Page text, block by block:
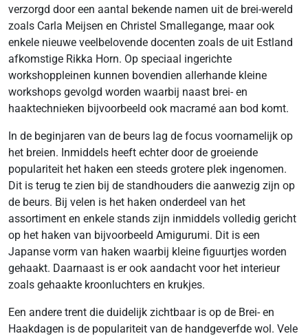
verzorgd door een aantal bekende namen uit de brei-wereld
zoals Carla Meijsen en Christel Smallegange, maar ook
enkele nieuwe veelbelovende docenten zoals de uit Estland
afkomstige Rikka Horn. Op speciaal ingerichte
workshoppleinen kunnen bovendien allerhande kleine
workshops gevolgd worden waarbij naast brei- en
haaktechnieken bijvoorbeeld ook macramé aan bod komt.
In de beginjaren van de beurs lag de focus voornamelijk op
het breien. Inmiddels heeft echter door de groeiende
populariteit het haken een steeds grotere plek ingenomen.
Dit is terug te zien bij de standhouders die aanwezig zijn op
de beurs. Bij velen is het haken onderdeel van het
assortiment en enkele stands zijn inmiddels volledig gericht
op het haken van bijvoorbeeld Amigurumi. Dit is een
Japanse vorm van haken waarbij kleine figuurtjes worden
gehaakt. Daarnaast is er ook aandacht voor het interieur
zoals gehaakte kroonluchters en krukjes.
Een andere trent die duidelijk zichtbaar is op de Brei- en
Haakdagen is de populariteit van de handgeverfde wol. Vele